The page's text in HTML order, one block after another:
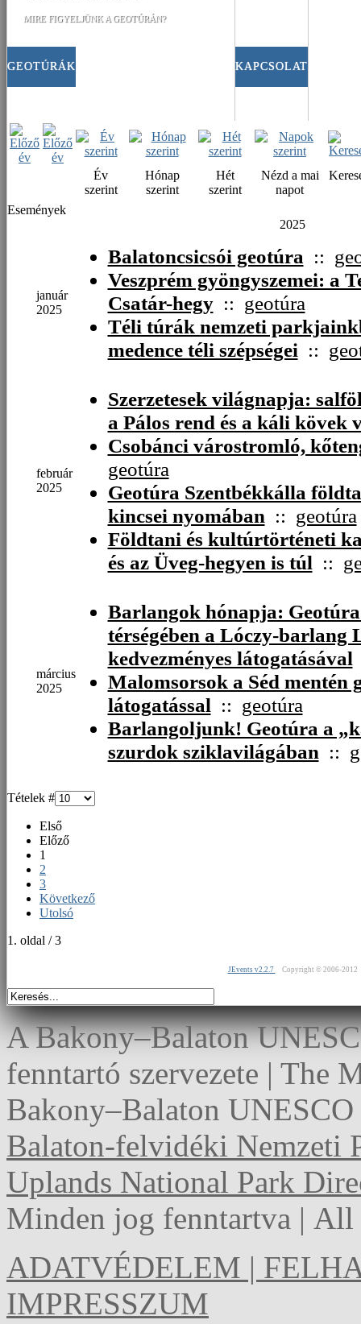
GEOTÚRÁK
MIRE FIGYELJÜNK A GEOTÚRÁN?
KAPCSOLAT
Év
szerint
Hónap
szerint
Hét
szerint
Nézd a mai
napot
Események
2025
január
2025
Balatoncsicsói geotúra ::
Veszprém gyöngyszemei: a
Csatár-hegy:: geotúra
Téli túrák nemzeti
medence téli szépségei ::
február
2025
Szerzetesek világnapja:
a Pálos rend és a káli kövek
Csobánci várostromló,
geotúra
Geotúra Szentbékkálla
kincsei nyomában :: geotúra
Földtani és kultúrtörténeti
és az Üveg-hegyen is túl ::
március
2025
Barlangok hónapja:
térségében a Lóczy-barlang
kedvezményes látogatásával
Malomsorsok a Séd mentén
látogatással :: geotúra
Barlangoljunk! Geotúra a
szurdok sziklavilágában ::
Tételek #
Első
Előző
1
2
3
Következő
Utolsó
1. oldal / 3
JEvents v2.2.7 Copyright © 2006-2012
A Bakony–Balaton
fenntartó szervezete | The
Bakony–Balaton
Balaton-felvidéki Nemzeti
Uplands National Park
Minden jog fenntartva |
ADATVÉDELEM |
IMPRESSZUM